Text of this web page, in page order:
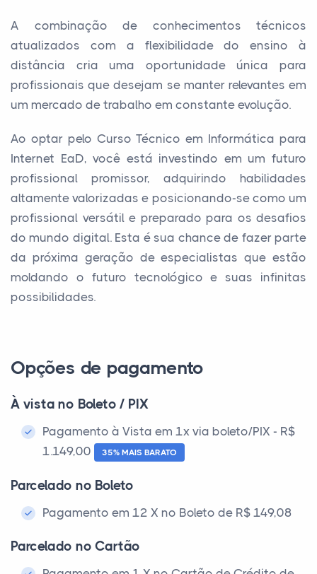
A combinação de conhecimentos técnicos
atualizados com a flexibilidade do ensino à
distância cria uma oportunidade única para
profissionais que desejam se manter relevantes em
um mercado de trabalho em constante evolução.
Ao optar pelo Curso Técnico em Informática para
Internet EaD, você está investindo em um futuro
profissional promissor, adquirindo habilidades
altamente valorizadas e posicionando-se como um
profissional versátil e preparado para os desafios
do mundo digital. Esta é sua chance de fazer parte
da próxima geração de especialistas que estão
moldando o futuro tecnológico e suas infinitas
possibilidades.
Opções de pagamento
À vista no Boleto / PIX
Pagamento à Vista em 1x via boleto/PIX - R$
1.149,00
35% MAIS BARATO
Parcelado no Boleto
Pagamento em 12 X no Boleto de R$ 149,08
Parcelado no Cartão